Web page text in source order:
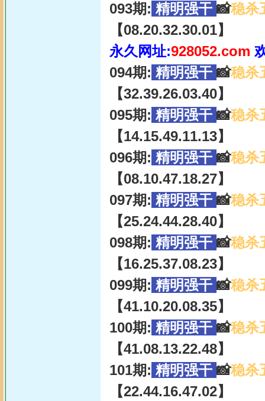
093期: 精明强干 📸稳杀
【08.20.32.30.01】
永久网址:928052.com
094期: 精明强干 📸稳杀
【32.39.26.03.40】
095期: 精明强干 📸稳杀
【14.15.49.11.13】
096期: 精明强干 📸稳杀
【08.10.47.18.27】
097期: 精明强干 📸稳杀
【25.24.44.28.40】
098期: 精明强干 📸稳杀
【16.25.37.08.23】
099期: 精明强干 📸稳杀
【41.10.20.08.35】
100期: 精明强干 📸稳杀
【41.08.13.22.48】
101期: 精明强干 📸稳杀
【22.44.16.47.02】